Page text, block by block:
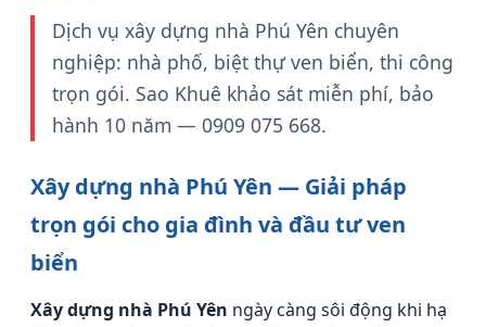
Dịch vụ xây dựng nhà Phú Yên chuyên
nghiệp: nhà phố, biệt thự ven biển, thi công
trọn gói. Sao Khuê khảo sát miễn phí, bảo
hành 10 năm — 0909 075 668.
Xây dựng nhà Phú Yên — Giải pháp
trọn gói cho gia đình và đầu tư ven
biển
Xây dựng nhà Phú Yên ngày càng sôi động khi hạ